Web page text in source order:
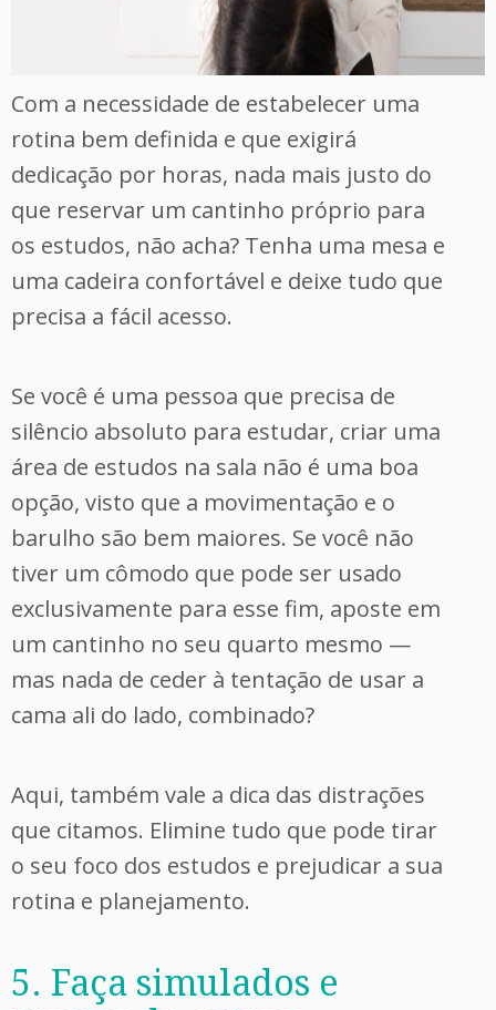
Com a necessidade de estabelecer uma
rotina bem definida e que exigirá
dedicação por horas, nada mais justo do
que reservar um cantinho próprio para
os estudos, não acha? Tenha uma mesa e
uma cadeira confortável e deixe tudo que
precisa a fácil acesso.
Se você é uma pessoa que precisa de
silêncio absoluto para estudar, criar uma
área de estudos na sala não é uma boa
opção, visto que a movimentação e o
barulho são bem maiores. Se você não
tiver um cômodo que pode ser usado
exclusivamente para esse fim, aposte em
um cantinho no seu quarto mesmo —
mas nada de ceder à tentação de usar a
cama ali do lado, combinado?
Aqui, também vale a dica das distrações
que citamos. Elimine tudo que pode tirar
o seu foco dos estudos e prejudicar a sua
rotina e planejamento.
5. Faça simulados e